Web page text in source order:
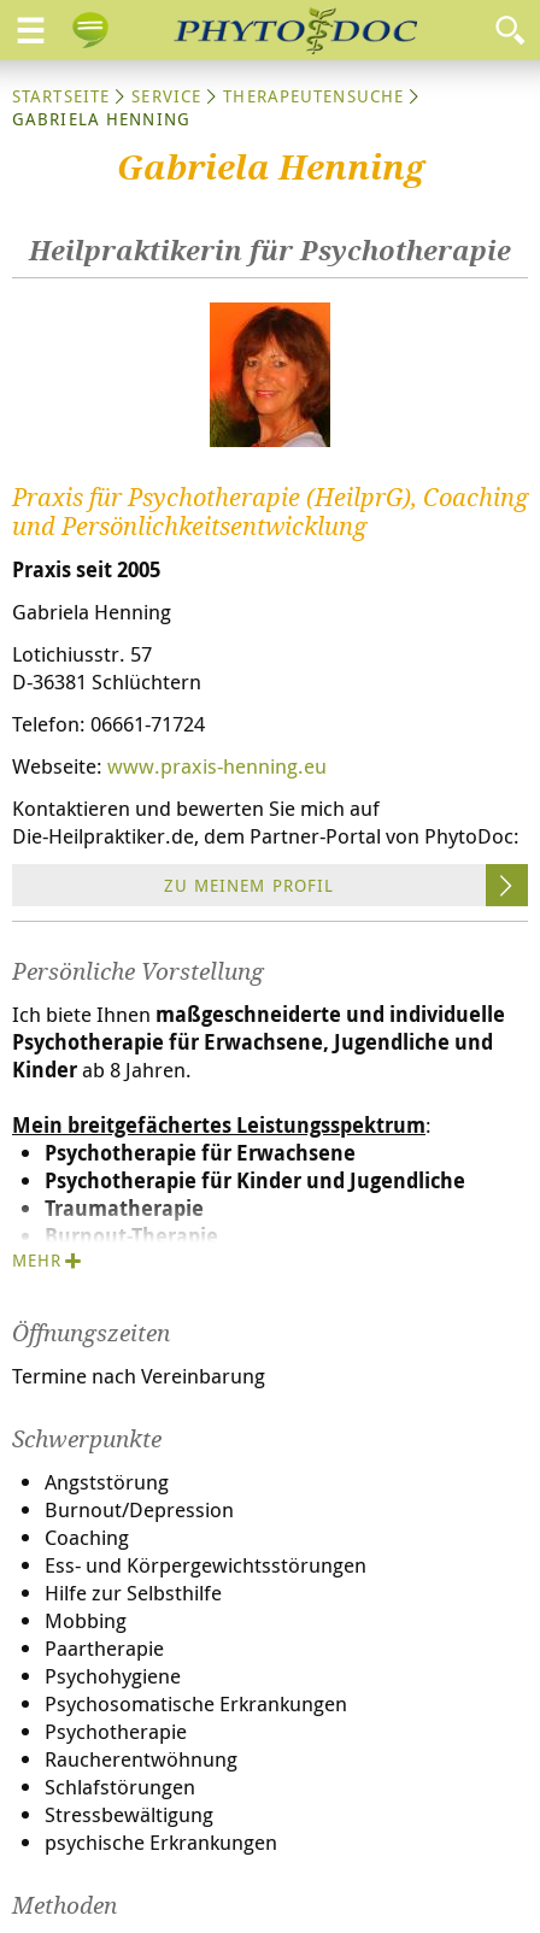
STARTSEITE SERVICE
THERAPEUTENSUCHE
GABRIELA HENNING
Gabriela Henning
Heilpraktikerin für Psychotherapie
Praxis für Psychotherapie (HeilprG), Coaching
und Persönlichkeitsentwicklung
Praxis seit 2005
Gabriela Henning
Lotichiusstr. 57
D-36381 Schlüchtern
Telefon: 06661-71724
Webseite: www.praxis-henning.eu
Kontaktieren und bewerten Sie mich auf
Die-Heilpraktiker.de, dem Partner-Portal von PhytoDoc:
ZU MEINEM PROFIL
Persönliche Vorstellung
Ich biete Ihnen maßgeschneiderte und individuelle
Psychotherapie für Erwachsene, Jugendliche und
Kinderab 8 Jahren.
Mein breitgefächertes Leistungsspektrum:
Psychotherapie für Erwachsene
Psychotherapie für Kinder und Jugendliche
Traumatherapie
Burnout-Therapie
Psychologische Beratung
Systemische Beratung
Persönlichkeitsentwicklung
Coaching
Selbstbewusstseins- Training
Paarberatung, Paartherapie
Entspannungsverfahren
Familienaufstellungen
Raucherentwöhnung
Methoden:
Die Methoden sind sehr effektiv, vielfältig,
abwechslungsreich, individuell und untereinander
kombinierbar, z.B. :
Gesprächstherapie
Tiefenpsychologisch fundierte Psychotherapie
Verhaltenstherapeutische Methoden
Lösungsfokussierte Kurzzeitherapie
NLP
MEHR
Öffnungszeiten
Termine nach Vereinbarung
Schwerpunkte
Angststörung
Burnout/Depression
Coaching
Ess- und Körpergewichtsstörungen
Hilfe zur Selbsthilfe
Mobbing
Paartherapie
Psychohygiene
Psychosomatische Erkrankungen
Psychotherapie
Raucherentwöhnung
Schlafstörungen
Stressbewältigung
psychische Erkrankungen
Methoden